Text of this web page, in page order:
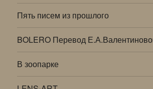
Пять писем из прошлого
BOLERO Перевод
В зоопарке